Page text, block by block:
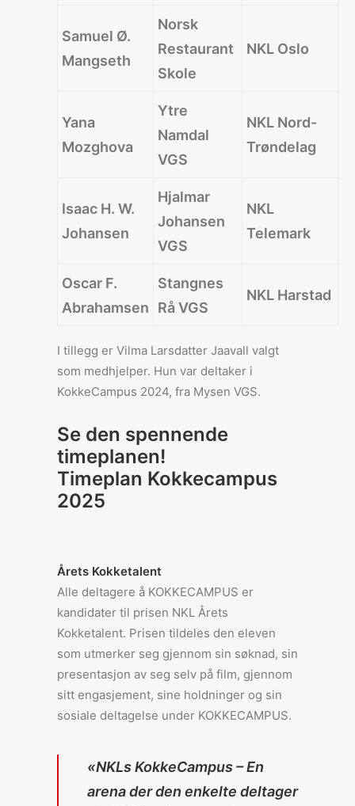
Samuel Ø.
Mangseth
Norsk
Restaurant
Skole
NKL Oslo
Yana
Mozghova
Ytre
Namdal
VGS
NKL Nord-
Trøndelag
Isaac H. W.
Johansen
Hjalmar
Johansen
VGS
NKL
Telemark
Oscar F.
Abrahamsen
Stangnes
Rå VGS
NKL Harstad
I tillegg er Vilma Larsdatter Jaavall valgt
som medhjelper. Hun var deltaker i
KokkeCampus 2024, fra Mysen VGS.
Se den spennende
timeplanen!
Timeplan Kokkecampus
2025
Årets Kokketalent
Alle deltagere å KOKKECAMPUS er
kandidater til prisen NKL Årets
Kokketalent. Prisen tildeles den eleven
som utmerker seg gjennom sin søknad, sin
presentasjon av seg selv på film, gjennom
sitt engasjement, sine holdninger og sin
sosiale deltagelse under KOKKECAMPUS.
«NKLs KokkeCampus – En
arena der den enkelte deltager